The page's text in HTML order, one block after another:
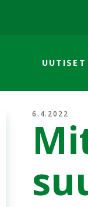
UUTISET
6.4.2022